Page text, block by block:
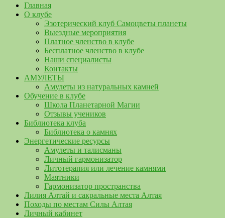
Главная
О клубе
Эзотерический клуб Самоцветы планеты
Выездные мероприятия
Платное членство в клубе
Бесплатное членство в клубе
Наши специалисты
Контакты
АМУЛЕТЫ
Амулеты из натуральных камней
Обучение в клубе
Школа Планетарной Магии
Отзывы учеников
Библиотека клуба
Библиотека о камнях
Энергетические ресурсы
Амулеты и талисманы
Личный гармонизатор
Литотерапия или лечение камнями
Маятники
Гармонизатор пространства
Лилия Алтай и сакральные места Алтая
Походы по местам Силы Алтая
Личный кабинет